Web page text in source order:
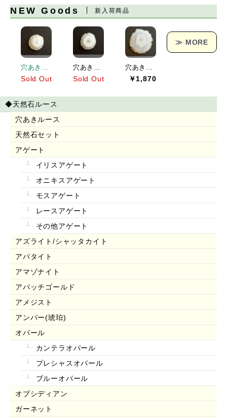
NEW Goods 新入荷商品
Sold Out Sold Out ￥1,870
≫ MORE
◆天然石ルース
穴あきルース
天然石セット
アゲート
イリスアゲート
オニキスアゲート
モスアゲート
レースアゲート
その他アゲート
アズライト/シャッタカイト
アパタイト
アマゾナイト
アパッチゴールド
アメジスト
アンバー(琥珀)
オパール
カンテラオパール
プレシャスオパール
ブルーオパール
オブシディアン
ガーネット